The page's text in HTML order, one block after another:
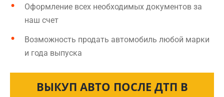
Оформление всех необходимых документов за
наш счет
Возможность продать автомобиль любой марки
и года выпуска
ВЫКУП АВТО ПОСЛЕ ДТП В